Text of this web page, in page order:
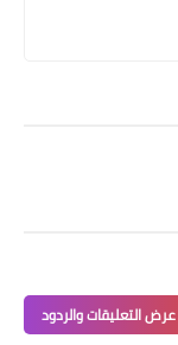
عرض التعليقات والردود